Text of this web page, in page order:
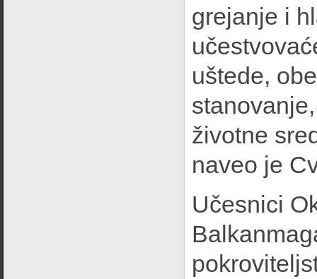
grejanje i
uštede,
životne
naveo je
Učesnici